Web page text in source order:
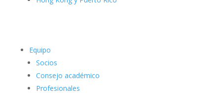
Equipo
Socios
Consejo académico
Profesionales